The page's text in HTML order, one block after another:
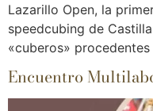
Lazarillo Open, la
speedcubing de
«cuberos»
Encuentro